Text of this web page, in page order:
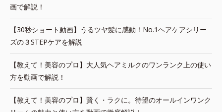
画で解説！
【30秒ショート動画】うるツヤ髪に感動！No.1ヘアケアシリー
ズの３STEPケアを解説
【教えて！美容のプロ】大人気ヘアミルクのワンランク上の使い
方を動画で解説！
【教えて！美容のプロ】賢く・ラクに。待望のオールインワンク